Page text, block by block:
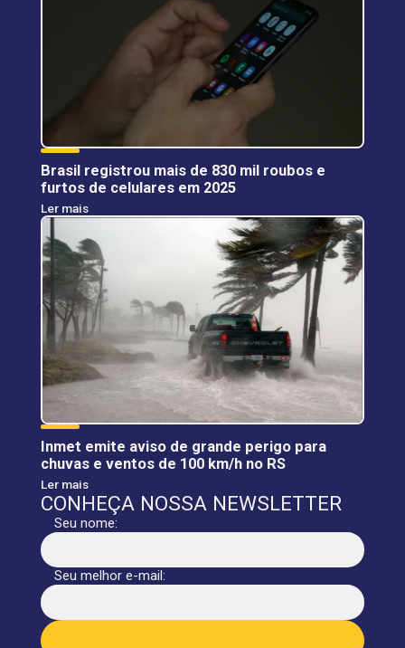
Brasil registrou mais de 830 mil roubos e
furtos de celulares em 2025
Ler mais
Inmet emite aviso de grande perigo para
chuvas e ventos de 100 km/h no RS
Ler mais
CONHEÇA NOSSA NEWSLETTER
Seu nome:
Seu melhor e-mail: